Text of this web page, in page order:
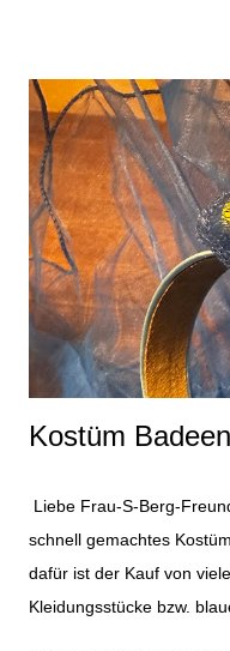
lila. Das war es dann
Kostüm. Dazu kommen
Nähmaschine, Schere
Oberteil habe ich einen
geschnitten und auf den
ich die Lollies
genäht. Durch die Dicke
geworden. Vermutlich
Kostüm
Liebe Frau-S-Berg-
schnell gemachtes
dafür ist der Kauf von
Kleidungsstücke bzw.